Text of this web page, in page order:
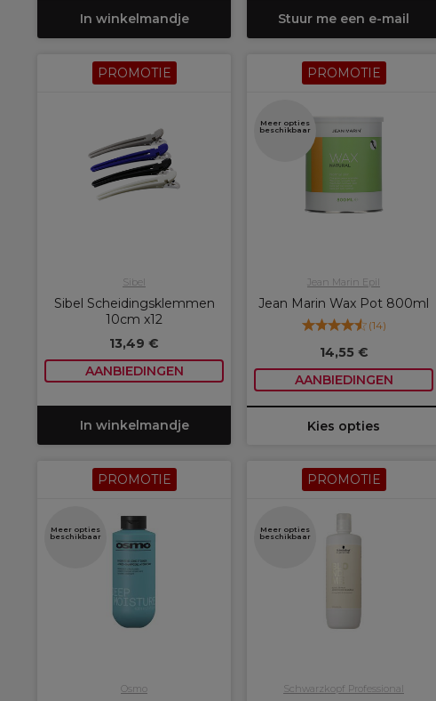
In winkelmandje Stuur me een e-mail
PROMOTIE
Sibel
Sibel Scheidingsklemmen
10cm x12
13,49 €
AANBIEDINGEN
In winkelmandje
PROMOTIE
Meer opties
beschikbaar
Jean Marin Epil
Jean Marin Wax Pot 800ml
(14)
14,55 €
AANBIEDINGEN
Kies opties
PROMOTIE
Meer opties
beschikbaar
Osmo
PROMOTIE
Meer opties
beschikbaar
Schwarzkopf Professional